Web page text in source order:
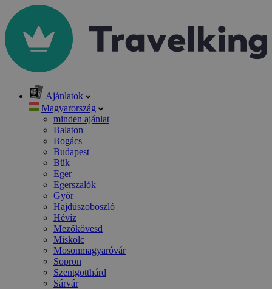
Ajánlatok
Magyarország
minden ajánlat
Balaton
Bogács
Budapest
Bük
Eger
Egerszalók
Győr
Hajdúszoboszló
Hévíz
Mezőkövesd
Miskolc
Mosonmagyaróvár
Sopron
Szentgotthárd
Sárvár